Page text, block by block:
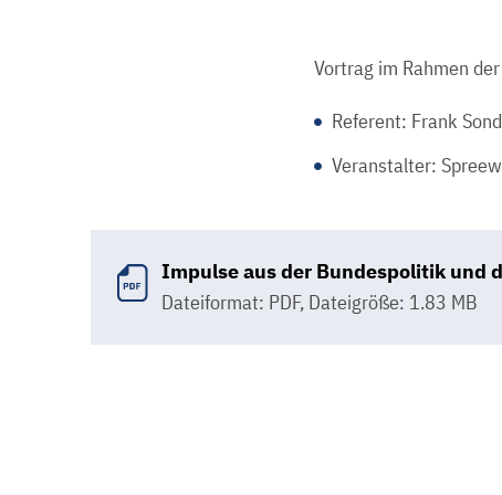
Vortrag im Rahmen
Referent: Frank
Veranstalter:
Impulse aus der Bundespolitik und
Dateiformat: PDF, Dateigröße: 1.83 MB